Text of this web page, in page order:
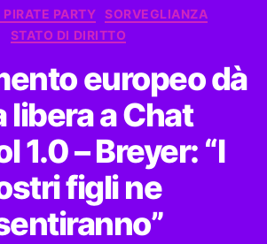
Categorie
PIRATE PARTY
SORVEGLIANZA
STATO DI DIRITTO
europeo dà
libera a Chat
1.0 – Breyer: “I
figli ne